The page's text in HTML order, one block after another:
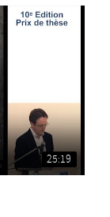
25:19